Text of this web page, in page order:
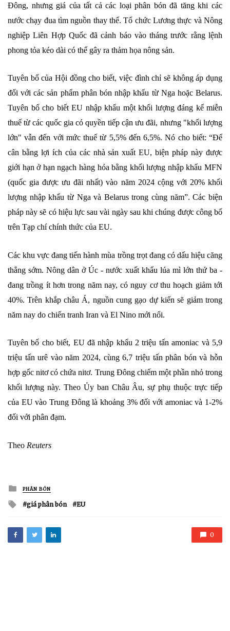
Đông, nhưng giá của tất cả các loại phân bón đã tăng khi các
nước chạy đua tìm nguồn thay thế. Tổ chức Lương thực và Nông
nghiệp Liên Hợp Quốc đã cảnh báo vào tháng trước rằng lệnh
phong tỏa kéo dài có thể gây ra thảm họa nông sản.
Tuyên bố của Hội đồng cho biết, việc đình chỉ sẽ không áp dụng
đối với các sản phẩm phân bón nhập khẩu từ Nga hoặc Belarus.
Tuyên bố cho biết EU nhập khẩu một khối lượng đáng kể miễn
thuế từ các quốc gia có quyền tiếp cận ưu đãi, nhưng "khối lượng
lớn" vẫn đến với mức thuế từ 5,5% đến 6,5%. Nó cho biết: “Để
cân bằng lợi ích của các nhà sản xuất EU, biện pháp này được
giới hạn ở hạn ngạch hàng hóa bằng khối lượng nhập khẩu MFN
(quốc gia được ưu đãi nhất) vào năm 2024 cộng với ‌20% ⁠khối
lượng nhập khẩu từ Nga và Belarus trong cùng năm”. Các biện
pháp này sẽ có hiệu lực sau vài ngày sau khi chúng được công bố
trên Tạp chí chính thức của EU.
Các khu vực đang tiến hành mùa trồng trọt đang có dấu hiệu căng
thẳng sớm. Nông dân ở Úc - nước xuất khẩu lúa mì lớn thứ ba -
đang trồng ít hơn trong năm nay, có nguy cơ thu hoạch giảm tới
40%. Trên khắp châu Á, nguồn cung gạo dự kiến ​​​​sẽ giảm trong
năm nay do chiến tranh Iran và El Nino mới nổi.
Tuyên bố cho biết, EU đã nhập khẩu 2 triệu tấn amoniac và 5,9
triệu tấn urê vào năm 2024, cùng 6,7 triệu tấn phân bón và hỗn
hợp gốc nitơ có chứa nitơ. Trung Đông chiếm một phần nhỏ trong
khối lượng này. Theo Ủy ban Châu Âu, sự phụ thuộc trực tiếp
của EU vào Trung Đông là khoảng 3% đối với amoniac và 1-2%
đối với phân đạm.
Theo Reuters
Posted
in
PHÂN BÓN
Tagged
with
giá phân bón EU
0